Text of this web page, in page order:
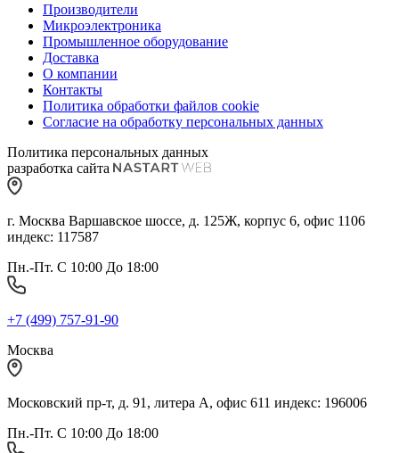
Производители
Микроэлектроника
Промышленное оборудование
Доставка
О компании
Контакты
Политика обработки файлов cookie
Согласие на обработку персональных данных
Политика персональных данных
разработка сайта
г. Москва Варшавское шоссе, д. 125Ж, корпус 6, офис 1106
индекс: 117587
Пн.-Пт. С 10:00 До 18:00
+7 (499) 757-91-90
Москва
Московский пр-т, д. 91, литера А, офис 611 индекс: 196006
Пн.-Пт. С 10:00 До 18:00